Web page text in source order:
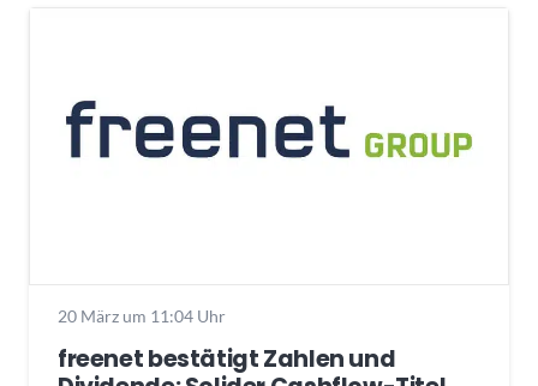
20 März um 11:04 Uhr
freenet bestätigt Zahlen und